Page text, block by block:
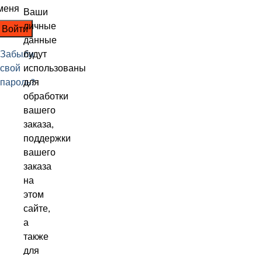
Войти
Забыли
свой
пароль?
Ваши
личные
данные
будут
использованы
для
обработки
вашего
заказа,
поддержки
вашего
заказа
на
этом
сайте,
а
также
для